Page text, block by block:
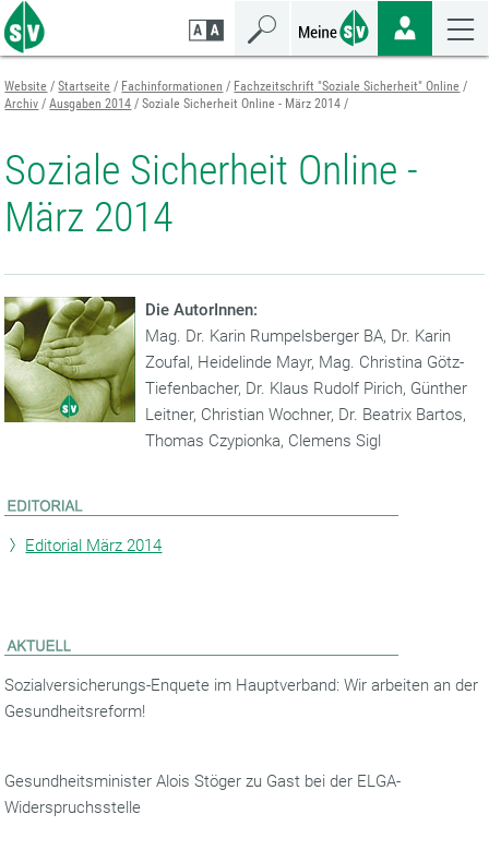
Zum
Seiteninhalt
springen
Zur
Navigation
springen
Zur
Mobilen
Navigation
springen
Website Startseite Fachinformationen
Fachzeitschrift "Soziale Sicherheit" Online
Archiv
Ausgaben 2014 Soziale Sicherheit Online - März 2014
Soziale Sicherheit Online -
März 2014
Die AutorInnen:
Mag. Dr. Karin Rumpelsberger BA, Dr. Karin
Zoufal, Heidelinde Mayr, Mag. Christina Götz-
Tiefenbacher, Dr. Klaus Rudolf Pirich, Günther
Leitner, Christian Wochner, Dr. Beatrix Bartos,
Thomas Czypionka, Clemens Sigl
Editorial März 2014
Sozialversicherungs-Enquete im Hauptverband: Wir arbeiten an der
Gesundheitsreform!
Gesundheitsminister Alois Stöger zu Gast bei der ELGA-
Widerspruchsstelle